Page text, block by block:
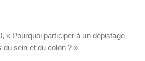
« Pourquoi participer à un dépistage
sein et du colon ? »